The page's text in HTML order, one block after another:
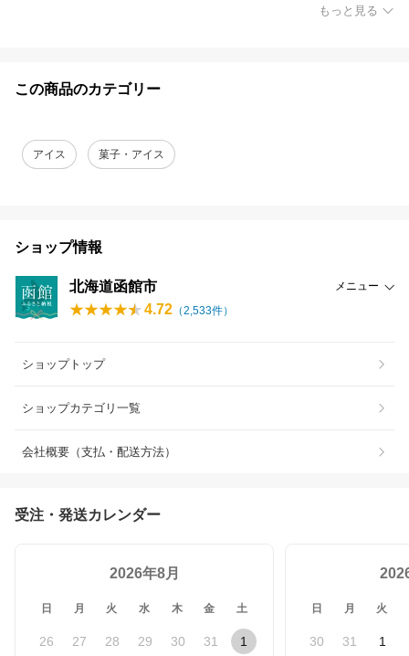
もっと見る
この商品のカテゴリー
アイス 菓子・アイス
ショップ情報
北海道函館市 メニュー
4.72 （2,533件）
ショップトップ
ショップカテゴリ一覧
会社概要（支払・配送方法）
受注・発送カレンダー
2026年8月
日 月 火 水 木 金 土
26 27 28 29 30 31 1
日 月 火
30 31 1